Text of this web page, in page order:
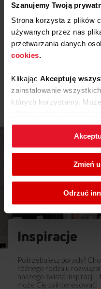
Szanujemy Twoją
Strona korzysta z plików
używanych przez nas
przetwarzania danych
cookies.
Klikając Akceptuję
zainstalowanie
których korzystamy.
klikającZmień
W każdej chwili możesz
ustawienia plików cookies
Zmień
Odrzuć
Etykieta
Karta produktu
Karta produktu
Instrukcja użytkownika
Ostrzeżenia i
Instrukcja obsługi
Skrócona
Inspiracje
Potrzebujesz porady?
różnego rodzaju
naszego świata inspiracji
może Cię zainteresować!